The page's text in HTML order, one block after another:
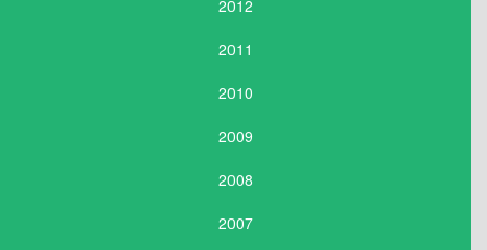
2012
2011
2010
2009
2008
2007